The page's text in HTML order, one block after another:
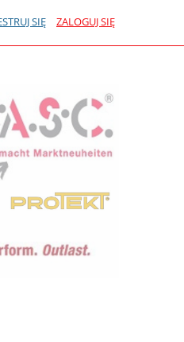
SIĘ ZALOGUJ SIĘ